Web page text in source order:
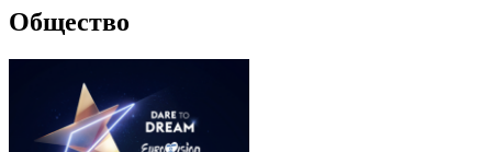
Общество